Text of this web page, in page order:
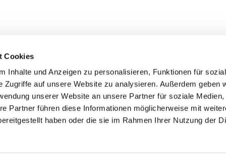
Cookies
Inhalte und Anzeigen zu personalisieren, Funktionen für
Zugriffe auf unsere Website zu analysieren. Außerdem geben
unserer Website an unsere Partner für soziale Medien,
Partner führen diese Informationen möglicherweise mit
haben oder die sie im Rahmen Ihrer Nutzung der
Anklam-Greifswald · Bahnhofstr. 15, 17489 Greifswald+49
Kontaktinformationen
Impressum
Hinweisgebersystem